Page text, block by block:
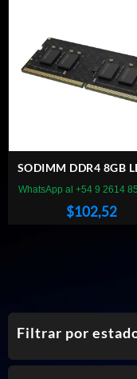
Filtrar por
SODIMM DDR4 8GB
3200MHZ
$102,52
WhatsApp al +54 9 2614